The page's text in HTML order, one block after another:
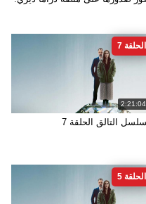
2:21:04
الحلقة 7
التالق الحلقة 7
الحلقة 5